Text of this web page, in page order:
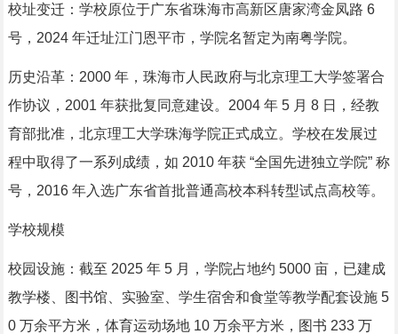
校址变迁：学校原位于广东省珠海市高新区唐家湾金凤路 6
号，2024 年迁址江门恩平市，学院名暂定为南粤学院。
历史沿革：2000 年，珠海市人民政府与北京理工大学签署合
作协议，2001 年获批复同意建设。2004 年 5 月 8 日，经教
育部批准，北京理工大学珠海学院正式成立。学校在发展过
程中取得了一系列成绩，如 2010 年获 “全国先进独立学院” 称
号，2016 年入选广东省首批普通高校本科转型试点高校等。
学校规模
校园设施：截至 2025 年 5 月，学院占地约 5000 亩，已建成
教学楼、图书馆、实验室、学生宿舍和食堂等教学配套设施 5
0 万余平方米，体育运动场地 10 万余平方米，图书 233 万